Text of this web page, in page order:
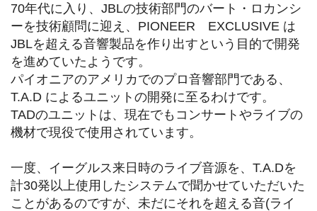
70年代に入り、JBLの技術部門のバート・ロカンシ
ーを技術顧問に迎え、PIONEER EXCLUSIVE は
JBLを超える音響製品を作り出すという目的で開発
を進めていたようです。
パイオニアのアメリカでのプロ音響部門である、
T.A.D によるユニットの開発に至るわけです。
TADのユニットは、現在でもコンサートやライブの
機材で現役で使用されています。
一度、イーグルス来日時のライブ音源を、T.A.Dを
計30発以上使用したシステムで聞かせていただいた
ことがあるのですが、未だにそれを超える音(ライ